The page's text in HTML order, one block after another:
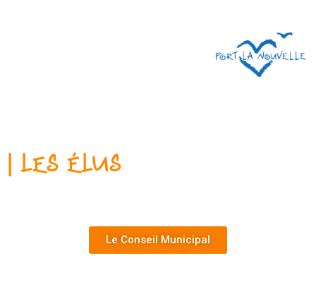
| Les Élus
Le Conseil Municipal